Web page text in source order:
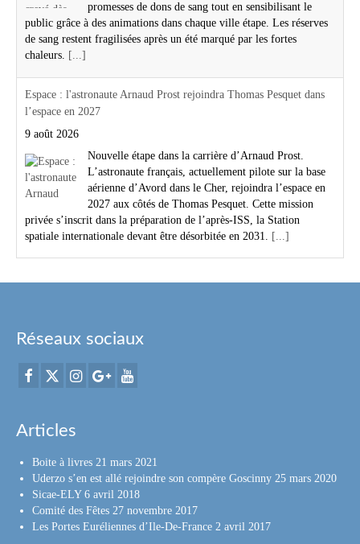
promesses de dons de sang tout en sensibilisant le
public grâce à des animations dans chaque ville étape. Les réserves
de sang restent fragilisées après un été marqué par les fortes
chaleurs. [...]
Espace : l'astronaute Arnaud Prost rejoindra Thomas Pesquet dans
l’espace en 2027
9 août 2026
Nouvelle étape dans la carrière d’Arnaud Prost.
L’astronaute français, actuellement pilote sur la base
aérienne d’Avord dans le Cher, rejoindra l’espace en
2027 aux côtés de Thomas Pesquet. Cette mission
privée s’inscrit dans la préparation de l’après-ISS, la Station
spatiale internationale devant être désorbitée en 2031. [...]
Réseaux sociaux
Articles
Boite à livres 21 mars 2021
Uderzo s’en est allé rejoindre son compère Goscinny 25 mars 2020
Sicae-ELY 6 avril 2018
Comité des Fêtes 27 novembre 2017
Les Portes Euréliennes d’Ile-De-France 2 avril 2017